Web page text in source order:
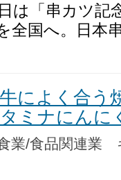
は「串カツ記
全国へ。日本
牛によく合
タミナにん
食業/食品関連